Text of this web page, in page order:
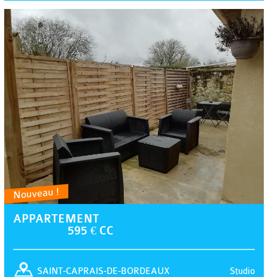
Nouveau !
APPARTEMENT
595 € CC
Studio
SAINT-CAPRAIS-DE-BORDEAUX